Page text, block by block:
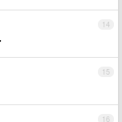
14
15
16